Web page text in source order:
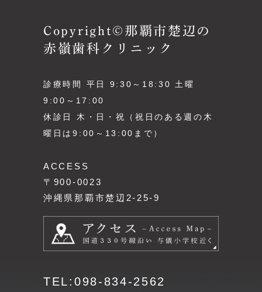
Copyright©那覇市楚辺の
赤嶺歯科クリニック
診療時間 平日 9:30～18:30 土曜
9:00～17:00
休診日 木・日・祝（祝日のある週の木
曜日は9:00～13:00まで）
ACCESS
〒900-0023
沖縄県那覇市楚辺2-25-9
TEL:098-834-2562